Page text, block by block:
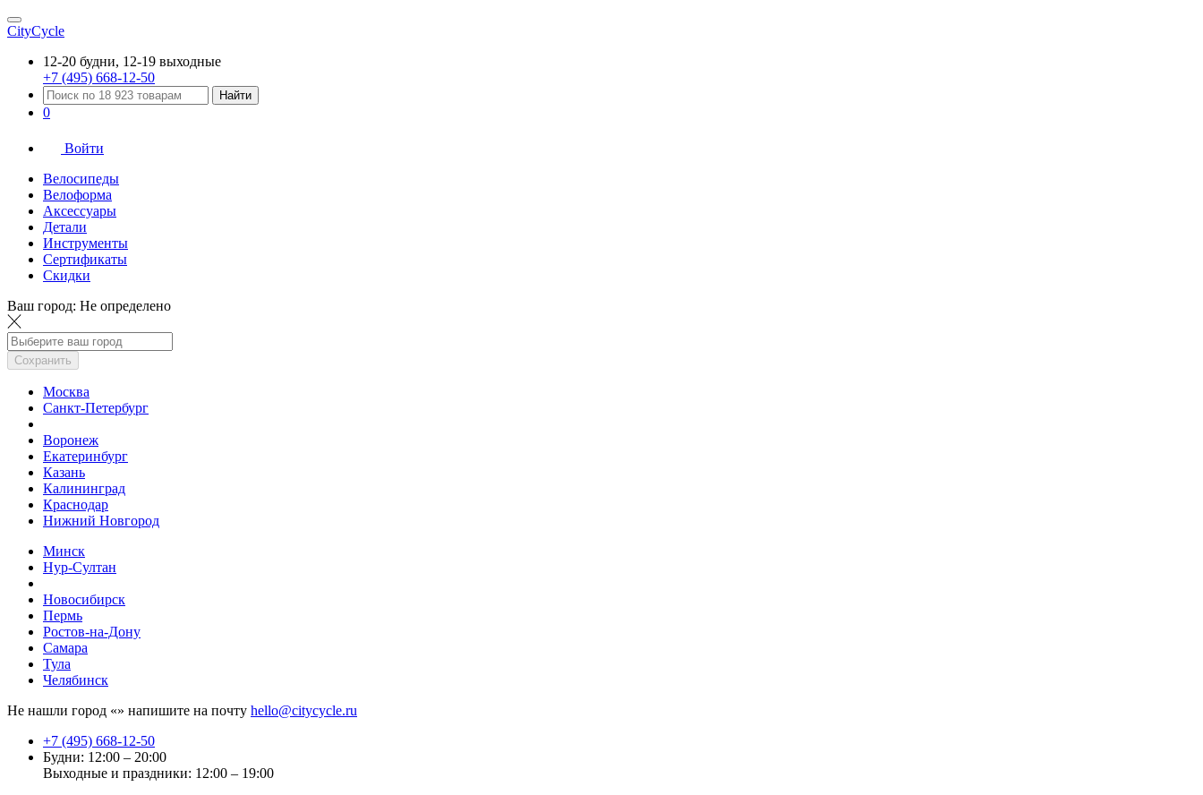
CityCycle
12-20 будни, 12-19 выходные
+7 (495) 668-12-50
Найти
0
Войти
Велосипеды
Велоформа
Аксессуары
Детали
Инструменты
Сертификаты
Скидки
Ваш город: Не определено
Сохранить
Москва
Санкт-Петербург
Воронеж
Екатеринбург
Казань
Калининград
Краснодар
Нижний Новгород
Минск
Нур-Султан
Новосибирск
Пермь
Ростов-на-Дону
Самара
Тула
Челябинск
Не нашли город «» напишите на почту hello@citycycle.ru
+7 (495) 668-12-50
Будни: 12:00 – 20:00
Выходные и праздники: 12:00 – 19:00